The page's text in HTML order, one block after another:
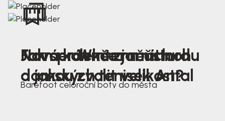
Nová kolekce jarních
dámských tenisek Antal
Jak správně změřit nohu
a jakou zvolit velikost?
Farmer Winter mustard
Barefoot celoroční boty do města